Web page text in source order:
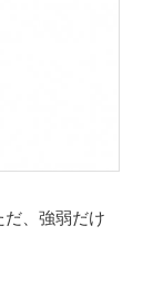
、強弱だけ